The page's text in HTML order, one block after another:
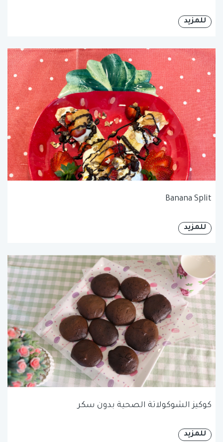
للمزيد
Banana Split
للمزيد
كوكيز الشوكولاتة الصحية بدون سكر
للمزيد